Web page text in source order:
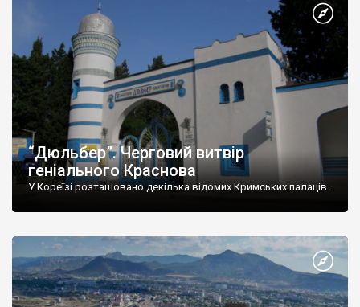
“Дюльбер”. Черговий витвір
геніального Краснова
У Кореїзі розташовано декілька відомих Кримських палаців.